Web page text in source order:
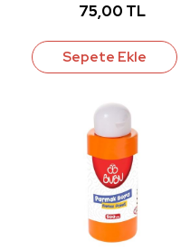
75,00 TL
Sepete Ekle